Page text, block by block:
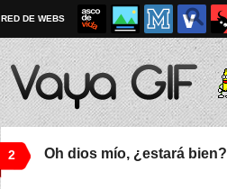
RED DE WEBS
2 Oh dios mío, ¿estará bien?